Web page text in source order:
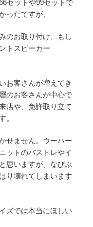
セットや99セットで
ったですが、
のお取り付け、もし
トスピーカー
お客さんが増えてき
のお客さんが中心で
店や、免許取り立て
。
せません。ウーハー
ットのバストレやイ
思いますが、なびぶ
り壊れてしまいます
ズでは本当にほしい